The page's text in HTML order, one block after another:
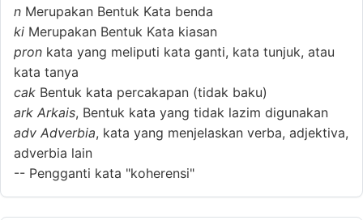
n Merupakan Bentuk Kata benda
ki Merupakan Bentuk Kata kiasan
pron kata yang meliputi kata ganti, kata tunjuk, atau
kata tanya
cak Bentuk kata percakapan (tidak baku)
ark Arkais, Bentuk kata yang tidak lazim digunakan
adv Adverbia, kata yang menjelaskan verba, adjektiva,
adverbia lain
-- Pengganti kata "koherensi"